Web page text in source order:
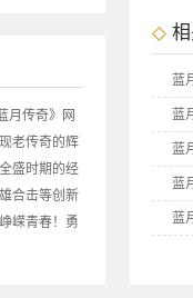
蓝
蓝
蓝
蓝
蓝
月传奇》网
老传奇的辉
盛时期的经
合击等创新
嵘青春！勇